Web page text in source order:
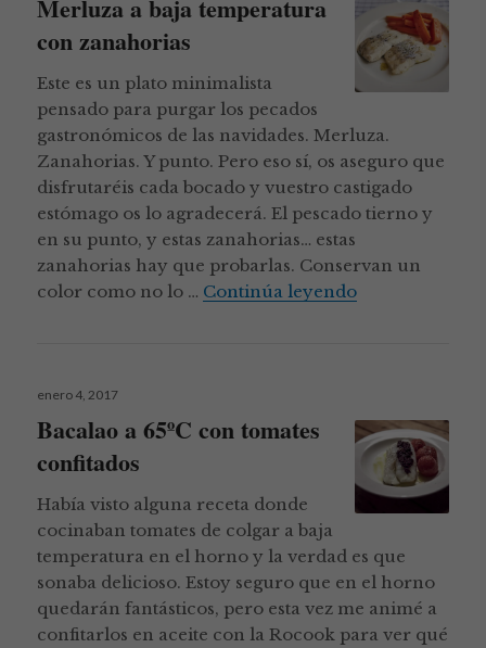
Merluza a baja temperatura
con zanahorias
Este es un plato minimalista
pensado para purgar los pecados
gastronómicos de las navidades. Merluza.
Zanahorias. Y punto. Pero eso sí, os aseguro que
disfrutaréis cada bocado y vuestro castigado
estómago os lo agradecerá. El pescado tierno y
en su punto, y estas zanahorias… estas
zanahorias hay que probarlas. Conservan un
color como no lo … Continúa leyendoMerluza a
Publicado
enero 4, 2017
Bacalao a 65ºC con tomates
confitados
Había visto alguna receta donde
cocinaban tomates de colgar a baja
temperatura en el horno y la verdad es que
sonaba delicioso. Estoy seguro que en el horno
quedarán fantásticos, pero esta vez me animé a
confitarlos en aceite con la Rocook para ver qué